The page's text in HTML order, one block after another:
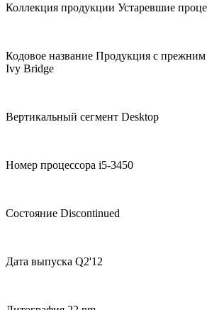
Коллекция продукции Устаревшие
Кодовое название Продукция с
Ivy Bridge
Вертикальный сегмент Desktop
Номер процессора i5-3450
Состояние Discontinued
Дата выпуска Q2'12